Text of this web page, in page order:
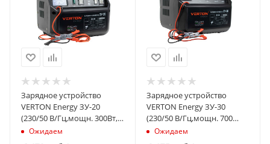
Зарядное устройство
VERTON Energy ЗУ-20
(230/50 В/Гц,мощн. 300Вт,
напряж. аккум. 12/24В,
емкость обсл. аккум. 20-
Ожидаем
Зарядное устройство
VERTON Energy ЗУ-30
(230/50 В/Гц,мощн. 700
Вт,напряж.
аккум.12/24В,емкость
Ожидаем